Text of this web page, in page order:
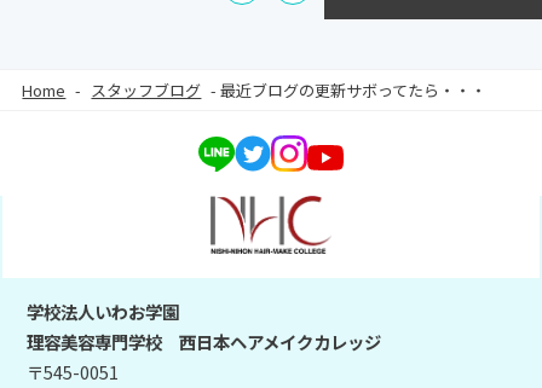
Home - スタッフブログ -最近ブログの更新サボってたら・・・
学校法人いわお学園
理容美容専門学校 西日本ヘアメイクカレッジ
〒545-0051